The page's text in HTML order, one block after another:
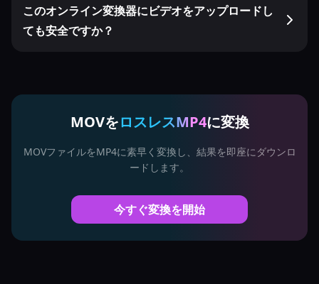
このオンライン変換器にビデオをアップロードし
ても安全ですか？
MOVをロスレスMP4に変換
MOVファイルをMP4に素早く変換し、結果を即座にダウンロ
ードします。
今すぐ変換を開始